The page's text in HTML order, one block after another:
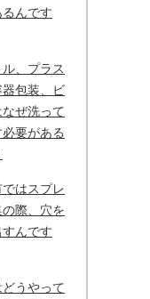
んです
、プラス
包装、ビ
ぜ洗って
要がある
はスプレ
際、穴を
んです
うやって